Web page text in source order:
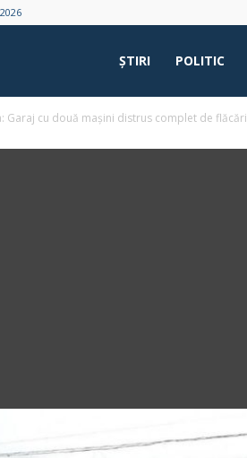
ŞTIRI POLITIC
Garaj cu două mașini distrus complet de flăcări